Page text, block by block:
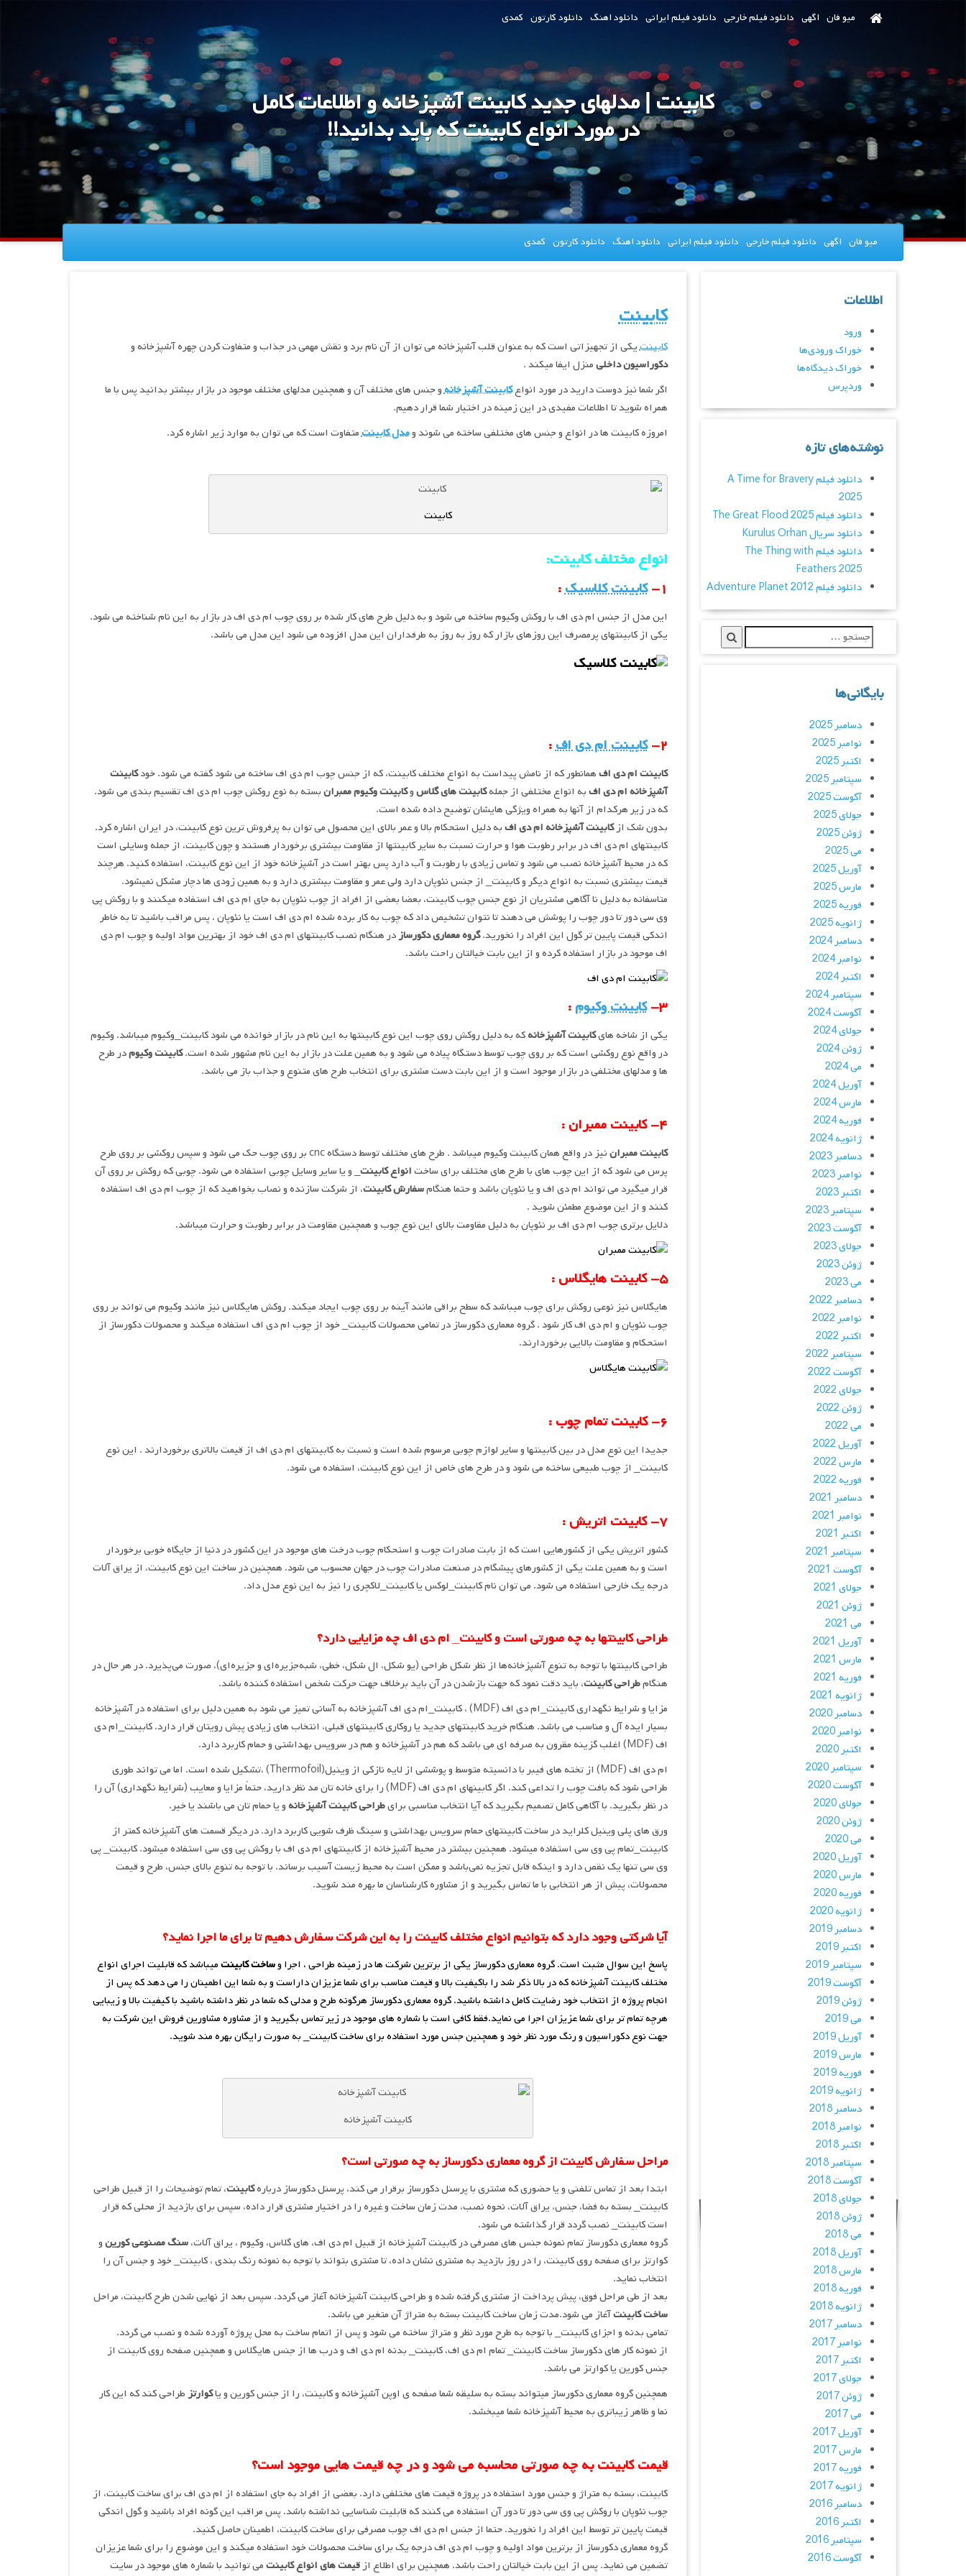
میو فان اگهی دانلود فیلم خارجی دانلود فیلم ایرانی دانلود اهنگ دانلود کارتون کمدی
کابینت | مدلهای جدید کابینت آشپزخانه و اطلاعات کامل
در مورد انواع کابینت که باید بدانید!!
میو فان اگهی دانلود فیلم خارجی دانلود فیلم ایرانی دانلود اهنگ دانلود کارتون کمدی
کابینت
کابینتیکی از تجهیزاتی است که به عنوان قلب آشپزخانه می توان از آن نام برد و نقش مهمی در جذاب و متفاوت کردن چهره آشپزخانه و
دکوراسیون داخلیمنزل ایفا میکند .
اگر شما نیز دوست دارید در مورد انواعکابینت آشپزخانهو جنس های مختلف آن و همچنین مدلهای مختلف موجود در بازار بیشتر بدانید پس با ما
همراه شوید تا اطلاعات مفیدی در این زمینه در اختیار شما قرار دهیم.
امروزه کابینت ها در انواع و جنس های مختلفی ساخته می شوند ومدل کابینتمتفاوت است که می توان به موارد زیر اشاره کرد.
کابینت
انواع مختلف کابینت:
۱- کابینت کلاسیک:
این مدل از جنس ام دی اف با روکش وکیوم ساخته می شود و به دلیل طرح های کار شده بر روی چوب ام دی اف در بازار به این نام شناخته می شود.
یکی از کابینتهای پرمصرف این روزهای بازار که روز به روز به طرفداران این مدل افزوده می شود این مدل می باشد.
۲- کابینت ام دی اف:
کابینت ام دی افهمانطور که از نامش پیداست به انواع مختلف کابینت، که از جنس چوب ام دی اف ساخته می شود گفته می شود. خودکابینت
آشپزخانه ام دی افبه انواع مختلفی از جملهکابینت های گلاسوکابینت وکیوم ممبرانبسته به نوع روکش چوب ام دی اف تقسیم بندی می شود.
که در زیر هرکدام از آنها به همراه ویژگی هایشان توضیح داده شده است.
بدون شک ازکابینت آشپزخانه ام دی افبه دلیل استحکام بالا و عمر بالای این محصول می توان به پرفروش ترین نوع کابینت، در ایران اشاره کرد.
کابینتهای ام دی اف در برابر رطوبت هوا و حرارت نسبت به سایر کابینتها از مقاومت بیشتری برخوردار هستند و چون کابینت، از جمله وسایلی است
که در محیط آشپزخانه نصب می شود و تماس زیادی با رطوبت و آب دارد پس بهتر است در آشپزخانه خود از این نوع کابینت، استفاده کنید. هرچند
قیمت بیشتری نسبت به انواع دیگر و کابینت_ از جنس نئوپان دارد ولی عمر و مقاومت بیشتری دارد و به همین زودی ها دچار مشکل نمیشود.
متاسفانه به دلیل نا آگاهی مشتریان از نوع جنس چوب کابینت، بعضا بعضی از افراد از چوب نئوپان به جای ام دی اف استفاده میکنند و با روکش پی
وی سی دور تا دور چوب را پوشش می دهند تا نتوان تشخیص داد که چوب به کار برده شده ام دی اف است یا نئوپان ، پس مراقب باشید تا به خاطر
اندکی قیمت پایین تر گول این افراد را نخورید.گروه معماری دکورسازدر هنگام نصب کابینتهای ام دی اف خود از بهترین مواد اولیه و چوب ام دی
اف موجود در بازار استفاده کرده و از این بابت خیالتان راحت باشد.
۳- کابینت وکیوم :
یکی از شاخه هایکابینت آشپزخانهکه به دلیل روکش روی چوب این نوع کابینتها به این نام در بازار خوانده می شود کابینت_وکیوم میباشد. وکیوم
در واقع نوع روکشی است که بر روی چوب توسط دستگاه پیاده می شود و به همین علت در بازار به این نام مشهور شده است.کابینت وکیومدر طرح
ها و مدلهای مختلفی در بازار موجود است و از این بابت دست مشتری برای انتخاب طرح های متنوع و جذاب باز می باشد.
۴- کابینت ممبران :
کابینت ممبران
نیز در واقع همان کابینت وکیوم میباشد . طرح های مختلف توسط دستگاه cnc بر روی چوب حک می شود و سپس روکشی بر روی طرح
پرس می شود که از این چوب های با طرح های مختلف برای ساختانواع کابینت_ و یا سایر وسایل چوبی استفاده می شود. چوبی که روکش بر روی آن
قرار میگیرد می تواند ام دی اف و یا نئوپان باشد و حتما هنگامسفارش کابینت، از شرکت سازنده و نصاب بخواهید که از چوب ام دی اف استفاده
کنند و از این موضوع مطمئن شوید .
دلایل برتری چوب ام دی اف بر نئوپان به دلیل مقاومت بالای این نوع چوب و همچنین مقاومت در برابر رطوبت و حرارت میباشد.
۵- کابینت هایگلاس :
هایگلاس نیز نوعی روکش برای چوب میباشد که سطح براقی مانند آینه بر روی چوب ایجاد میکند. روکش هایگلاس نیز مانند وکیوم می تواند بر روی
چوب نئوپان و ام دی اف کار شود . گروه معماری دکورساز در تمامی محصولات کابینت_ خود از چوب ام دی اف استفاده میکند و محصولات دکورساز از
استحکام و مقاومت بالایی برخوردارند.
۶- کابینت تمام چوب :
جدیدا این نوع مدل در بین کابینتها و سایر لوازم چوبی مرسوم شده است و نسبت به کابینتهای ام دی اف از قیمت بالاتری برخوردارند . این نوع
کابینت_ از چوب طبیعی ساخته می شود و در طرح های خاص از این نوع کابینت، استفاده می شود.
۷- کابینت اتریش :
کشور اتریش یکی از کشورهایی است که از بابت صادرات چوب و استحکام چوب درخت های موجود در این کشور در دنیا از جایگاه خوبی برخوردار
است و به همین علت یکی از کشورهای پیشگام در صنعت صادرات چوب در جهان محسوب می شود. همچنین در ساخت این نوع کابینت، از یراق آلات
درجه یک خارجی استفاده می شود. می توان نام کابینت_لوکس یا کابینت_لاکچری را نیز به این نوع مدل داد.
طراحی کابینتها به چه صورتی است و کابینت_ ام دی اف چه مزایایی دارد؟
طراحی کابینتها با توجه به تنوع آشپزخانه‌ها از نظر شکل طراحی (یو شکل، ال شکل، خطی، شبه‌جزیره‌ای و جزیره‌ای)، صورت می‌پذیرد. در هر حال در
هنگامطراحی کابینت، باید دقت نمود که جهت بازشدن در آن باید برخلاف جهت حرکت شخص استفاده کننده باشد.
مزایا و شرایط نگهداری کابینت_ام دی اف (MDF) ، کابینت_ام دی اف آشپزخانه به آسانی تمیز می شود به همین دلیل برای استفاده در آشپزخانه
بسیار ایده آل و مناسب می باشد. هنگام خرید کابینتهای جدید یا روکاری کابینتهای قبلی، انتخاب های زیادی پیش رویتان قرار دارد. کابینت_ام دی
اف (MDF) اغلب گزینه مقرون به صرفه ای می باشد که هم در آشپزخانه و هم در سرویس بهداشتی و حمام کاربرد دارد.
ام دی اف (MDF) از تخته های فیبر با دانسیته متوسط و پوششی از لایه نازکی از وینیل(Thermofoil) ،تشکیل شده است. اما می تواند طوری
طراحی شود که بافت چوب را تداعی کند. اگر کابینهای ام دی اف (MDF) را برای خانه تان مد نظر دارید، حتماً مزایا و معایب (شرایط نگهداری) آن را
در نظر بگیرید. با آگاهی کامل تصمیم بگیرید که آیا انتخاب مناسبی برایطراحی کابینت آشپزخانهو یا حمام تان می باشند یا خیر.
ورق های پلی وینیل کلراید در ساخت کابینتهای حمام سرویس بهداشتی و سینگ ظرف شویی کاربرد دارد. در دیگر قسمت های آشپزخانه کمتر از
کابینت_تمام پی وی سی استفاده میشود. همچنین بیشتر در محیط آشپزخانه از کابینتهای ام دی اف با روکش پی وی سی استفاده میشود. کابینت_ پی
وی سی تنها یک نقص دارد و اینکه قابل تجزیه نمی‌باشد و ممکن است به محیط زیست آسیب برساند. با توجه به تنوع بالای جنس، طرح و قیمت
محصولات، پیش از هر انتخابی با ما تماس بگیرید و از مشاوره کارشناسان ما بهره مند شوید.
آیا شرکتی وجود دارد که بتوانیم انواع مختلف کابینت را به این شرکت سفارش دهیم تا برای ما اجرا نماید؟
پاسخ این سوال مثبت است. گروه معماری دکورساز یکی از برترین شرکت ها در زمینه طراحی ، اجرا وساخت کابینتمیباشد که قابلیت اجرای انواع
مختلف کابینت آشپزخانه که در بالا ذکر شد را باکیفیت بالا و قیمت مناسب برای شما عزیزان داراست و به شما این اطمینان را می دهد که پس از
انجام پروژه از انتخاب خود رضایت کامل داشته باشید. گروه معماری دکورساز هرگونه طرح و مدلی که شما در نظر داشته باشید با کیفیت بالا و زیبایی
هرچه تمام تر برای شما عزیزان اجرا می نماید.فقط کافی است با شماره های موجود در زیر تماس بگیرید و از مشاوره مشاورین فروش این شرکت به
جهت نوع دکوراسیون و رنگ مورد نظر خود و همچنین جنس مورد استفاده برای ساخت کابینت_ به صورت رایگان بهره مند شوید.
کابینت آشپزخانه
مراحل سفارش کابینت از گروه معماری دکورساز به چه صورتی است؟
ابتدا بعد از تماس تلفنی و یا حضوری که مشتری با پرسنل دکورساز برقرار می کند، پرسنل دکورساز دربارهکابینت، تمام توضیحات را از قبیل طراحی
کابینت_ بسته به فضا، جنس، یراق آلات، نحوه نصب، مدت زمان ساخت و غیره را در اختیار مشتری قرار داده، سپس برای بازدید از محلی که قرار
است کابینت_ نصب گردد قرار گذاشته می شود.
گروه معماری دکورساز تمام نمونه جنس های مصرفی در کابینت آشپزخانه از قبیل ام دی اف، های گلاس، وکیوم ، یراق آلات،سنگ مصنوعی کورینو
کوارتز برای صفحه روی کابینت، را در روز بازدید به مشتری نشان داده، تا مشتری بتواند با توجه به نمونه رنگ بندی ، کابینت_ خود و جنس آن را
انتخاب نماید.
بعد از طی مراحل فوق، پیش پرداخت از مشتری گرفته شده و طراحی کابینت آشپزخانه آغاز می گردد. سپس بعد از نهایی شدن طرح کابینت، مراحل
ساخت کابینتآغاز می شود.مدت زمان ساخت کابینت بسته به متراژ آن متغیر می باشد.
تمامی بدنه و اجزای کابینت_ با توجه به طرح مورد نظر و متراژ ساخته می شود و پس از اتمام ساخت به محل پروژه آورده شده و نصب می گردد.
از نمونه کار های دکورساز ساخت کابینت_ تمام ام دی اف، کابینت_ بدنه ام دی اف و درب ها از جنس هایگلاس و همچنین صفحه روی کابینت از
جنس کورین یا کوارتز می باشد.
همچنین گروه معماری دکورساز میتواند بسته به سلیقه شما صفحه ی اوپن آشپزخانه و کابینت، را از جنس کورین و یاکوارتزطراحی کند که این کار
نما و ظاهر زیباتری به محیط آشپزخانه شما میبخشد.
قیمت کابینت به چه صورتی محاسبه می شود و در چه قیمت هایی موجود است؟
کابینت، بسته به متراژ و جنس مورد استفاده در پروژه قیمت های مختلفی دارد. بعضی از افراد به جای استفاده از ام دی اف برای ساخت کابینت، از
چوب نئوپان با روکش پی وی سی دور تا دور آن استفاده می کنند که قابلیت شناسایی نداشته باشد. پس مراقب این گونه افراد باشید و گول اندکی
قیمت پایین تر توسط این افراد را نخورید. حتما از جنس ام دی اف چوب مصرفی برای ساخت کابینت، اطمینان حاصل کنید.
گروه معماری دکورساز از برترین مواد اولیه و چوب ام دی اف درجه یک برای ساخت محصولات خود استفاده میکند و این موضوع را برای شما عزیزان
تضمین می نماید. پس از این بابت خیالتان راحت باشد. همچنین برای اطلاع ازقیمت های انواع کابینتمی توانید با شماره های موجود در سایت
اطلاعات
ورود
خوراک ورودی‌ها
خوراک دیدگاه‌ها
وردپرس
نوشته‌های تازه
دانلود فیلم A Time for Bravery
2025
دانلود فیلم The Great Flood 2025
دانلود سریال Kurulus Orhan
دانلود فیلم The Thing with
Feathers 2025
دانلود فیلم Adventure Planet 2012
بایگانی‌ها
دسامبر 2025
نوامبر 2025
اکتبر 2025
سپتامبر 2025
آگوست 2025
جولای 2025
ژوئن 2025
می 2025
آوریل 2025
مارس 2025
فوریه 2025
ژانویه 2025
دسامبر 2024
نوامبر 2024
اکتبر 2024
سپتامبر 2024
آگوست 2024
جولای 2024
ژوئن 2024
می 2024
آوریل 2024
مارس 2024
فوریه 2024
ژانویه 2024
دسامبر 2023
نوامبر 2023
اکتبر 2023
سپتامبر 2023
آگوست 2023
جولای 2023
ژوئن 2023
می 2023
دسامبر 2022
نوامبر 2022
اکتبر 2022
سپتامبر 2022
آگوست 2022
جولای 2022
ژوئن 2022
می 2022
آوریل 2022
مارس 2022
فوریه 2022
دسامبر 2021
نوامبر 2021
اکتبر 2021
سپتامبر 2021
آگوست 2021
جولای 2021
ژوئن 2021
می 2021
آوریل 2021
مارس 2021
فوریه 2021
ژانویه 2021
دسامبر 2020
نوامبر 2020
اکتبر 2020
سپتامبر 2020
آگوست 2020
جولای 2020
ژوئن 2020
می 2020
آوریل 2020
مارس 2020
فوریه 2020
ژانویه 2020
دسامبر 2019
اکتبر 2019
سپتامبر 2019
آگوست 2019
ژوئن 2019
می 2019
آوریل 2019
مارس 2019
فوریه 2019
ژانویه 2019
دسامبر 2018
نوامبر 2018
اکتبر 2018
سپتامبر 2018
آگوست 2018
جولای 2018
ژوئن 2018
می 2018
آوریل 2018
مارس 2018
فوریه 2018
ژانویه 2018
دسامبر 2017
نوامبر 2017
اکتبر 2017
جولای 2017
ژوئن 2017
می 2017
آوریل 2017
مارس 2017
فوریه 2017
ژانویه 2017
دسامبر 2016
اکتبر 2016
سپتامبر 2016
آگوست 2016